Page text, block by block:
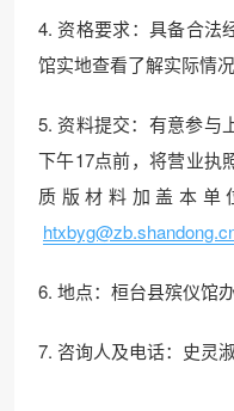
4. 资格要求：具备合法
馆实地查看了解实际情况
5. 资料提交：有意参与
下午17点前，将营业执
质版材料加盖本单
htxbyg@zb.shandong.cn
6. 地点：桓台县殡仪馆
7. 咨询人及电话：史灵